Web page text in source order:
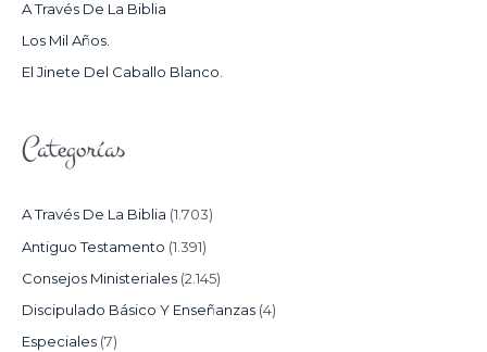
R
:
A Través De La Biblia
Los Mil Años.
El Jinete Del Caballo Blanco.
Categorías
A Través De La Biblia (1.703)
Antiguo Testamento (1.391)
Consejos Ministeriales (2.145)
Discipulado Básico Y Enseñanzas (4)
Especiales (7)